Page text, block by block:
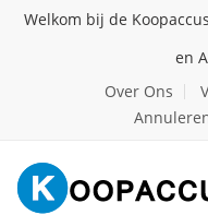
Welkom bij de
en
Over Ons